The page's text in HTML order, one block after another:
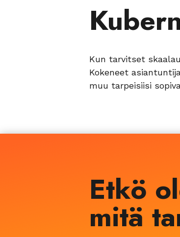
Kun tarvitset
Kokeneet
muu tarpeisiisi
Etkö
mitä